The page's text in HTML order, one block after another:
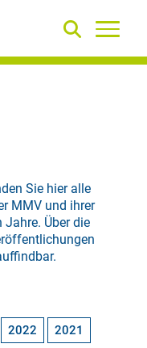
Sie hier alle
MMV und ihrer
Jahre. Über die
2022 2021